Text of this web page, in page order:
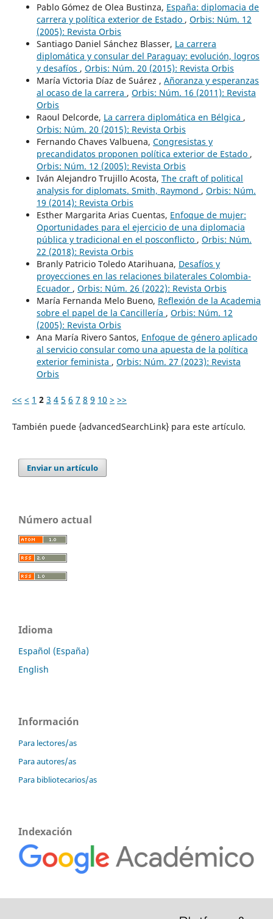
Pablo Gómez de Olea Bustinza, España: diplomacia de
carrera y política exterior de Estado , Orbis: Núm. 12
(2005): Revista Orbis
Santiago Daniel Sánchez Blasser, La carrera
diplomática y consular del Paraguay: evolución, logros
y desafíos , Orbis: Núm. 20 (2015): Revista Orbis
María Victoria Díaz de Suárez , Añoranza y esperanzas
al ocaso de la carrera , Orbis: Núm. 16 (2011): Revista
Orbis
Raoul Delcorde, La carrera diplomática en Bélgica ,
Orbis: Núm. 20 (2015): Revista Orbis
Fernando Chaves Valbuena, Congresistas y
precandidatos proponen política exterior de Estado ,
Orbis: Núm. 12 (2005): Revista Orbis
Iván Alejandro Trujillo Acosta, The craft of political
analysis for diplomats. Smith, Raymond , Orbis: Núm.
19 (2014): Revista Orbis
Esther Margarita Arias Cuentas, Enfoque de mujer:
Oportunidades para el ejercicio de una diplomacia
pública y tradicional en el posconflicto , Orbis: Núm.
22 (2018): Revista Orbis
Branly Patricio Toledo Atarihuana, Desafíos y
proyecciones en las relaciones bilaterales Colombia-
Ecuador , Orbis: Núm. 26 (2022): Revista Orbis
María Fernanda Melo Bueno, Reflexión de la Academia
sobre el papel de la Cancillería , Orbis: Núm. 12
(2005): Revista Orbis
Ana María Rivero Santos, Enfoque de género aplicado
al servicio consular como una apuesta de la política
exterior feminista , Orbis: Núm. 27 (2023): Revista
Orbis
<< < 1 2 3 4 5 6 7 8 9 10 > >>
También puede {advancedSearchLink} para este artículo.
Enviar un artículo
Número actual
Idioma
Español (España)
English
Información
Para lectores/as
Para autores/as
Para bibliotecarios/as
Indexación